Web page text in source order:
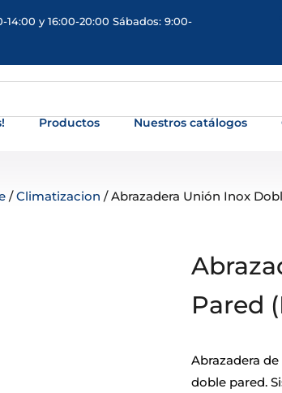
y 16:00-20:00 Sábados: 9:00-
Productos Nuestros catálogos
/Climatizacion / Abrazadera Unión Inox
Pared
Abrazadera
doble pared.